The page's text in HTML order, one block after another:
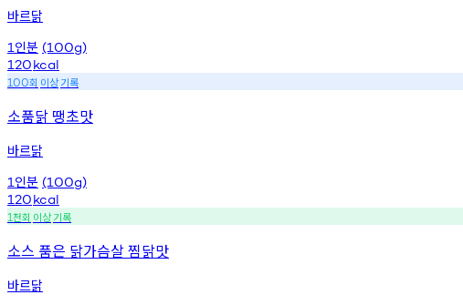
바르닭
1 인분 (100g)
120kcal
100회 이상기록
소품닭 땡초맛
바르닭
1 인분 (100g)
120kcal
1천회 이상기록
소스 품은 닭가슴살 찜닭맛
바르닭